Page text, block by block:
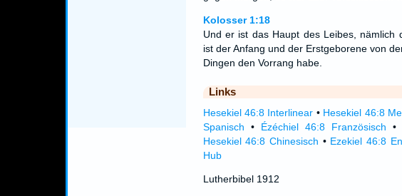
Kolosser 1:18
Und er ist das Haupt des Leibes, nämlich
ist der Anfang und der Erstgeborene von
Dingen den Vorrang habe.
Links
Hesekiel 46:8 Interlinear • Hesekiel 46:8
Spanisch • Ézéchiel 46:8 Französisch •
Hesekiel 46:8 Chinesisch • Ezekiel 46:8
Hub
Lutherbibel 1912